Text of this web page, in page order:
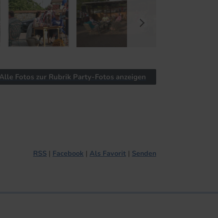
Alle Fotos zur Rubrik Party-Fotos anzeigen
RSS Facebook Als Favorit Senden